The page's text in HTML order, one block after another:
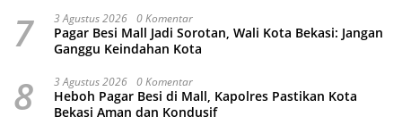
7 3 Agustus 2026 0 Komentar
Pagar Besi Mall Jadi Sorotan, Wali Kota Bekasi: Jangan
Ganggu Keindahan Kota
8 3 Agustus 2026 0 Komentar
Heboh Pagar Besi di Mall, Kapolres Pastikan Kota
Bekasi Aman dan Kondusif